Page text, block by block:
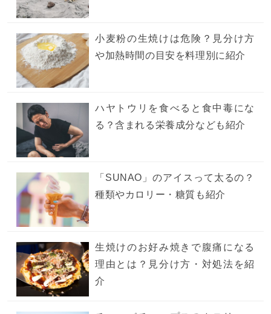
小麦粉の生焼けは危険？見分け方
や加熱時間の目安を料理別に紹介
ハヤトウリを食べると食中毒にな
る？含まれる栄養成分なども紹介
「SUNAO」のアイスって太るの？
種類やカロリー・糖質も紹介
生焼けのお好み焼きで腹痛になる
理由とは？見分け方・対処法を紹
介